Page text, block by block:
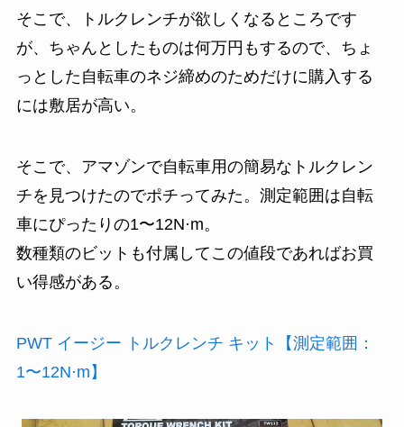
そこで、トルクレンチが欲しくなるところです
が、ちゃんとしたものは何万円もするので、ちょ
っとした自転車のネジ締めのためだけに購入する
には敷居が高い。
そこで、アマゾンで自転車用の簡易なトルクレン
チを見つけたのでポチってみた。測定範囲は自転
車にぴったりの1〜12N·m。
数種類のビットも付属してこの値段であればお買
い得感がある。
PWT イージー トルクレンチ キット【測定範囲：
1〜12N·m】